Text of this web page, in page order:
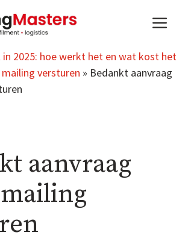
in 2025: hoe werkt het en wat kost het
versturen » Bedankt aanvraag
aanvraag